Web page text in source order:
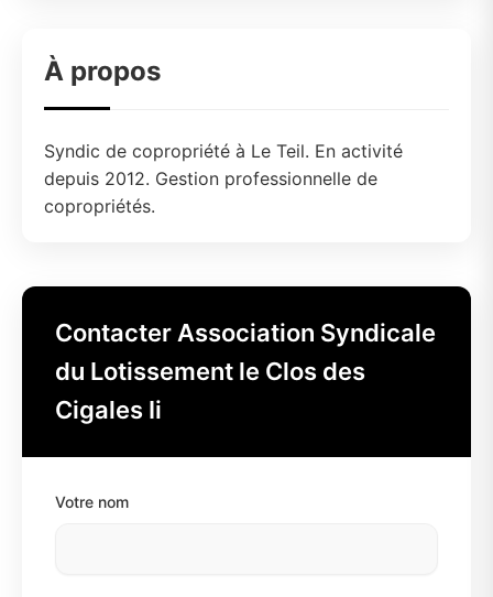
À propos
Syndic de copropriété à Le Teil. En activité
depuis 2012. Gestion professionnelle de
copropriétés.
Contacter Association Syndicale
du Lotissement le Clos des
Cigales Ii
Votre nom